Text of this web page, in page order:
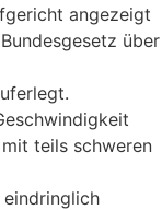
angezeigt
über
teils schweren
eindringlich